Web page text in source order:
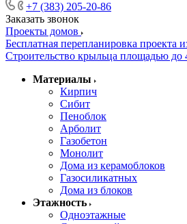
+7 (383) 205-20-86
Заказать звонок
Проекты домов
Бесплатная перепланировка проекта
Строительство крыльца площадью до
Материалы
Кирпич
Сибит
Пеноблок
Арболит
Газобетон
Монолит
Дома из керамоблоков
Газосиликатных
Дома из блоков
Этажность
Одноэтажные